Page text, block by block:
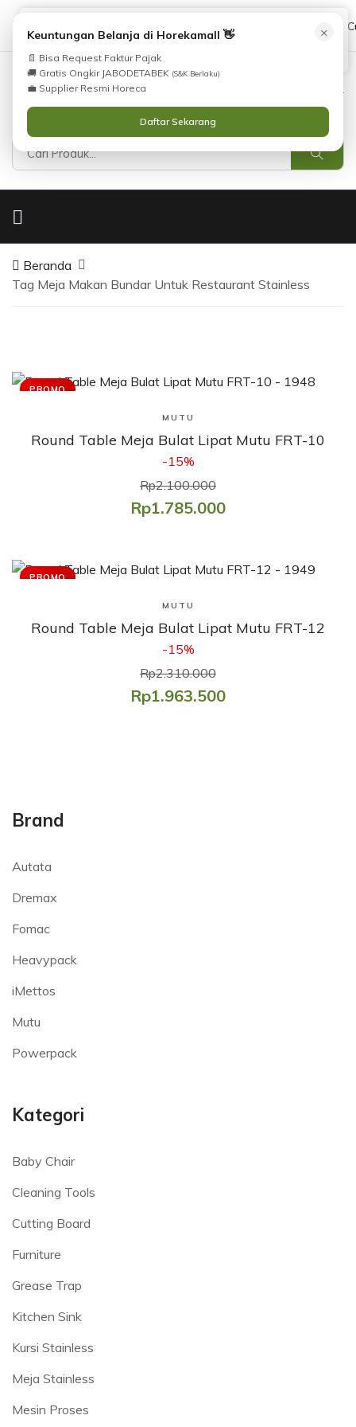
(021) 38783380 08551688000
Masuk
×
Keuntungan Belanja di Horekamall 👋
📄 Bisa Request Faktur Pajak
🚚 Gratis Ongkir JABODETABEK (S&K Berlaku)
💼 Supplier Resmi Horeca
Daftar Sekarang
Beranda
Tag Meja Makan Bundar Untuk Restaurant Stainless
Brand
Autata
Dremax
Fomac
Heavypack
iMettos
Mutu
Powerpack
Kategori
Baby Chair
Cleaning Tools
Cutting Board
Furniture
Grease Trap
Kitchen Sink
Kursi Stainless
Meja Stainless
Mesin Proses
PROMO
Lihat Produk
MUTU
Round Table Meja Bulat Lipat Mutu FRT-10
-15%
Rp2.100.000
Rp1.785.000
PROMO
Lihat Produk
MUTU
Round Table Meja Bulat Lipat Mutu FRT-12
-15%
Rp2.310.000
Rp1.963.500
i
Silahkan lihatKatalog
Hubungi Kami